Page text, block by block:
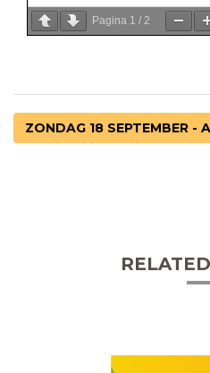
Pagina 1 / 2
ZONDAG 18 SEPTEMBER -